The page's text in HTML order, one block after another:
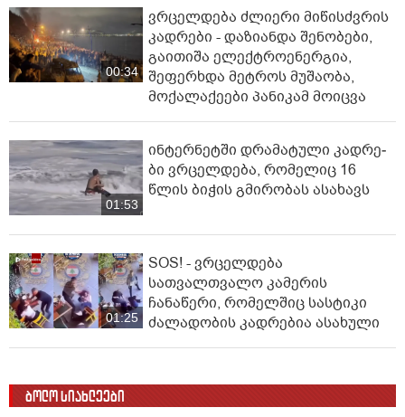
00:34
ვრცელდება ძლიერი მიწისძვრის
კადრები - დაზიანდა შენობები,
გაითიშა ელექტროენერგია,
შეფერხდა მეტროს მუშაობა,
მოქალაქეები პანიკამ მოიცვა
01:53
ინ­ტერ­ნეტ­ში დრა­მა­ტუ­ლი კად­რე­
ბი ვრცელდება, რომელიც 16
წლის ბიჭის გმირობას ასახავს
01:25
SOS! - ვრცელდება
სათვალთვალო კამერის
ჩანაწერი, რომელშიც სასტიკი
ძალადობის კადრებია ასახული
ბოლო სიახლეები